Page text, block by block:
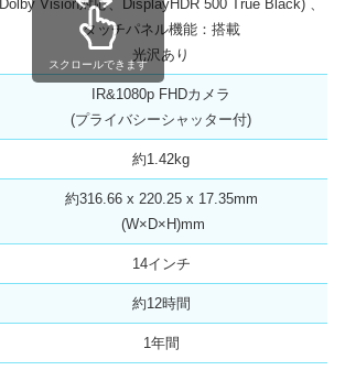
Dolby Vision対応、DisplayHDR 500 True Black) 、
タッチパネル機能：搭載
光沢あり
IR&1080p FHDカメラ
(プライバシーシャッター付)
約1.42kg
約316.66 x 220.25 x 17.35mm
(W×D×H)mm
14インチ
約12時間
1年間
スクロールできます